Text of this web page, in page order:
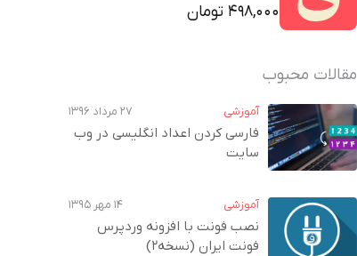
498,000 تومان
مقالات محبوب
آموزشی ۲۷ مرداد ۱۳۹۶
فارسی کردن اعداد انگلیسی در وب‌
سایت
آموزشی ۱۴ مهر ۱۳۹۵
نصب فونت با افزونه وردپرس
فونت ایران (نسخه2)